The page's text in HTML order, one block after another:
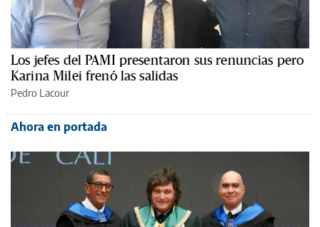
Los jefes del PAMI presentaron sus renuncias pero
Karina Milei frenó las salidas
Pedro Lacour
Ahora en portada